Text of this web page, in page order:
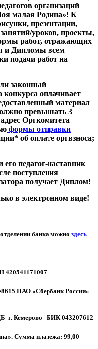
организаций
малая Родина»! К
презентации,
уроков, проекты,
работ, отражающих
и Дипломы всем
подачи работ на
законный
конкурса оплачивает
материал
превышать 3
Оргкомитета
формы отправки
об оплате оргвзноса;
педагог-наставник
поступления
получает Диплом!
в электронном виде!
банка можно здесь
420541171007
ПАО «Сбербанк России»
г. Кемерово БИК 043207612
Сумма платежа: 99,00